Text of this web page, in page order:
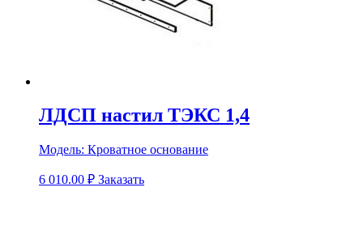
ЛДСП настил ТЭКС 1,4
Модель: Кроватное основание
6 010.00 ₽ Заказать